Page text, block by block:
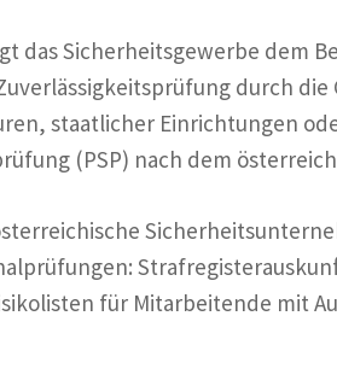
das Sicherheitsgewerbe dem
durch
staatlicher Einrichtungen
(PSP) nach dem
für Mitarbeitende mit